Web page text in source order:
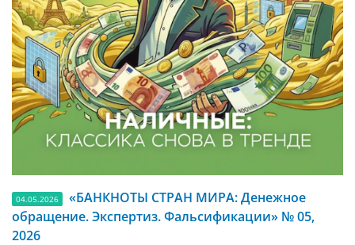
04.05.2026
«БАНКНОТЫ СТРАН МИРА: Денежное
обращение. Экспертиз. Фальсификации» № 05,
2026